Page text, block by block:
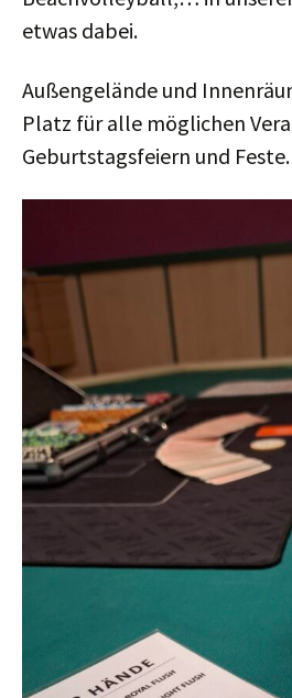
etwas dabei.
Außengelände und
Platz für alle möglichen
Geburtstagsfeiern und Feste.